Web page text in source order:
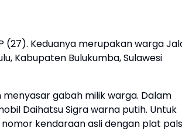
(27). Keduanya merupakan warga
Kabupaten Bulukumba, Sulawesi
gabah milik warga. Dalam
Daihatsu Sigra warna putih. Untuk
kendaraan asli dengan plat